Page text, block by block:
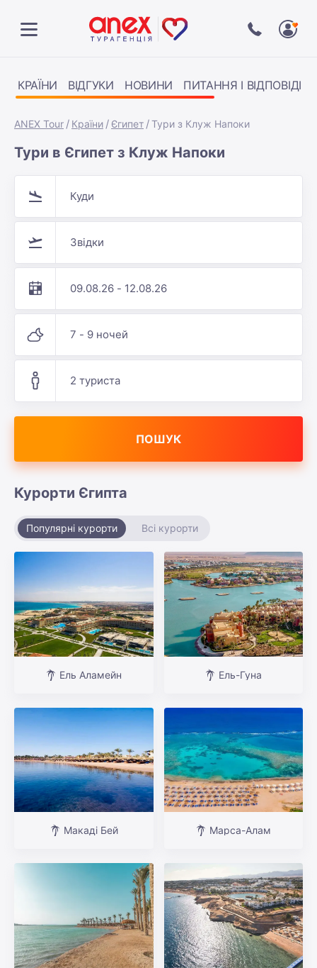
КРАЇНИ ВІДГУКИ НОВИНИ ПИТАННЯ І ВІДПОВІДІ
ANEX Tour Країни Єгипет Тури з Клуж Напоки
Тури в Єгипет з Клуж Напоки
Куди
Звідки
09.08.26 - 12.08.26
7 - 9 ночей
2 туриста
ПОШУК
Курорти Єгипта
Популярні курорти Всі курорти
Ель Аламейн Ель-Гуна
Макаді Бей Марса-Алам